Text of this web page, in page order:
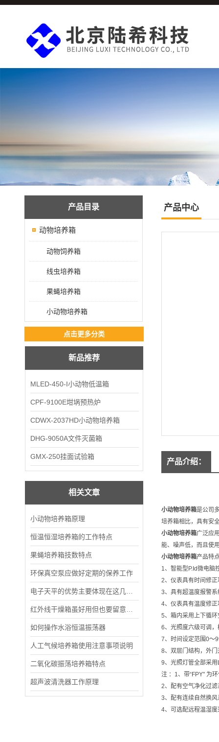
产品目录
动物培养箱
动物饲养箱
线虫培养箱
果蝇培养箱
小动物培养箱
点击更多分类
新品推荐
MLED-450-I小动物低温箱
CPF-9100E坩埚预热炉
CDWX-2037HD小动物培养箱
DHG-9050A文件灭菌箱
GMX-250挂面试验箱
相关文章
小动物培养箱原理
恒温恒湿培养箱的工作特点
果蝇培养箱技数特点
环保真空泵应做好定期的保养工作
如何操作水浴恒温振荡器
人工气候培养箱使用注意事项说明
二氧化碳振荡培养箱特点
超声波清洗器工作原理
产品中心
产品介绍：
小动物培养箱是公司
培养箱相比，具有安
小动物培养箱广泛应
能、噪声低，而且使
小动物培养箱产品特
1、智能型P.Id微电脑
2、仪表具有时间修
3、具有超温度报警
4、仪表具有温度修
5、箱内采用上下循
6、光照度六级可调
7、时间设定范围0～
8、双层门结构，外
9、光照灯管全部采
注 ：1、带“FPY" 为
2、配有空气净化过滤
3、配有连续自然换风
4、可选配远程温湿